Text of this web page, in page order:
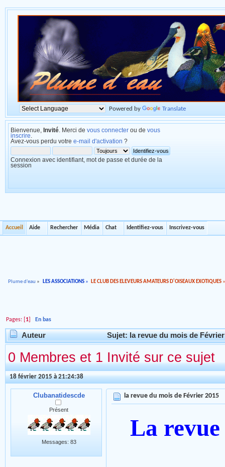
Powered by Translate
Bienvenue, Invité . Merci de vous connecter ou de vous
inscrire
Avez-vous perdu votre e-mail d'activation ?
Connexion avec identifiant, mot de passe et durée de la
session
Accueil Aide Rechercher Média Chat Identifiez-vous Inscrivez-vous
Plume d'eau » LES ASSOCIATIONS» LE CLUB DES ELEVEURS AMATEURS D'OISEAUX EXOTIQUES
Pages: [ 1 ]En bas
Auteur Sujet: la revue du mois de
0 Membres et 1 Invité sur ce sujet
18 février 2015 à 21:24:38
Clubanatidescde
Présent
Messages: 83
la revue du mois de Février 2015
La